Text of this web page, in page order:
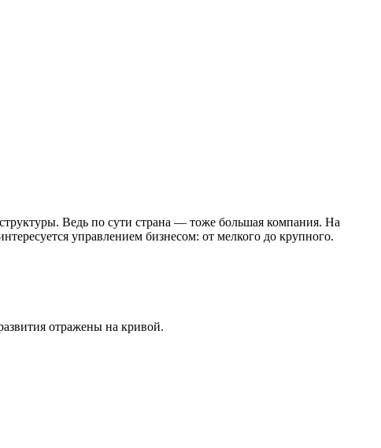
Ведь по сути страна — тоже большая компания. На
управлением бизнесом: от мелкого до крупного.
отражены на кривой.